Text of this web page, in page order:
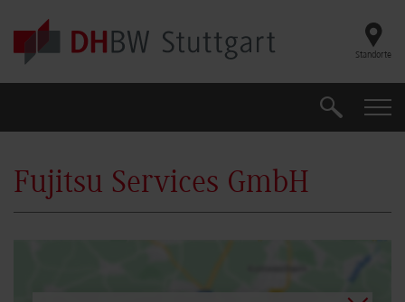
Skip to main content
Standorte
Suche
Fujitsu Services GmbH